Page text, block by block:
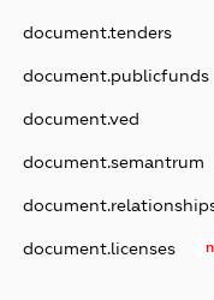
document.tenders
document.publicfunds
document.ved
document.semantrum
document.licenses